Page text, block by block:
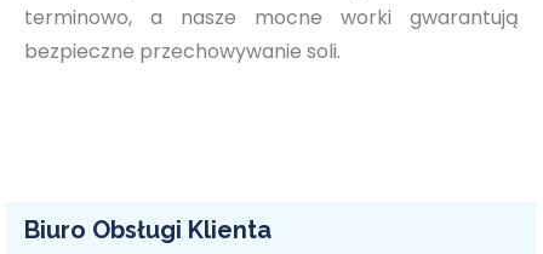
terminowo, a nasze mocne worki gwarantują
bezpieczne przechowywanie soli.
Biuro Obsługi Klienta